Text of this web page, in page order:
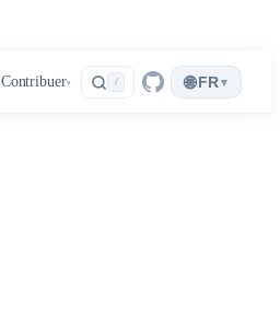
Contribuer▾ / 🌐FR ▾